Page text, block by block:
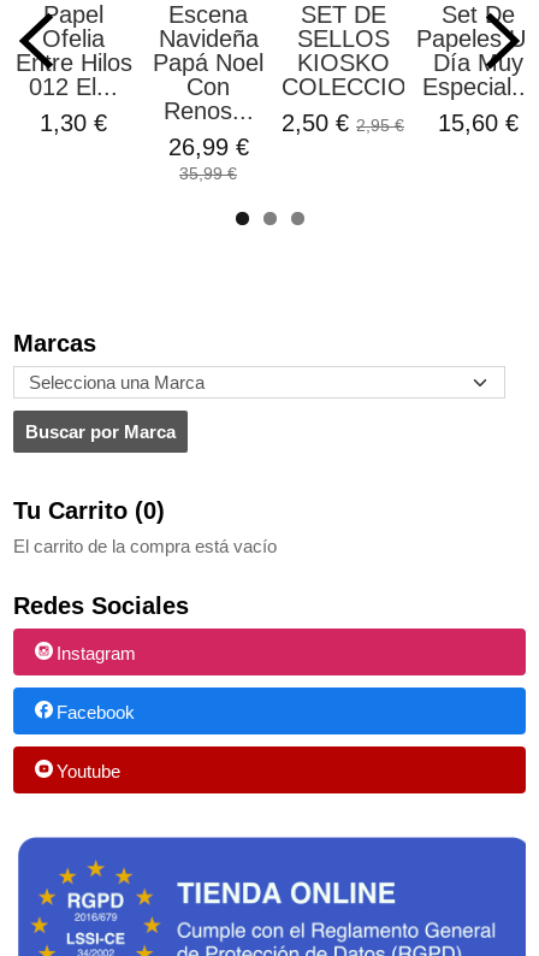
Marcas
Tu Carrito (0)
El carrito de la compra está vacío
Redes Sociales
Instagram
Facebook
Youtube
Papel
Ofelia
Entre Hilos
012 El...
1,30 €
Escena
Navideña
Papá Noel
Con
Renos...
26,99 €
35,99 €
SET DE
SELLOS
KIOSKO
COLECCION...
2,50 € 2,95 €
Set De
Papeles Un
Día Muy
Especial...
15,60 €